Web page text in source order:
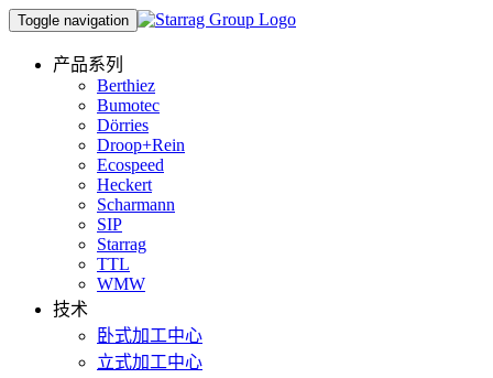
Toggle navigation
产品系列
Berthiez
Bumotec
Dörries
Droop+Rein
Ecospeed
Heckert
Scharmann
SIP
Starrag
TTL
WMW
技术
卧式加工中心
立式加工中心